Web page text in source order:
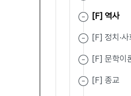
[F] 역사
[F] 정치·사
[F] 문학이
[F] 종교